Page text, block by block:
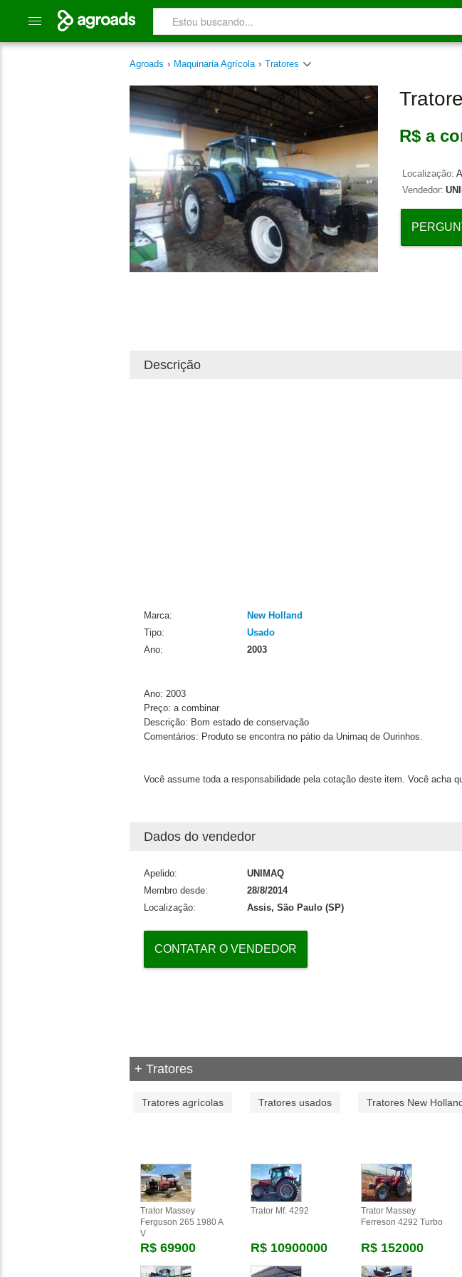
Agroads › Maquinaria Agrícola › Tratores
R$ a
Localização:
Vendedor:
Descrição
Marca:
New Holland
Tipo:
Usado
Ano:
2003
Ano: 2003
Preço: a combinar
Descrição: Bom estado de conservação
Comentários: Produto se encontra no pátio da Unimaq de Ourinhos.
Você assume toda a responsabilidade pela cotação deste item. Você acha
Dados do vendedor
Apelido:
UNIMAQ
Membro desde:
28/8/2014
Localização:
Assis, São Paulo (SP)
CONTATAR O VENDEDOR
+ Tratores
Tratores agrícolas Tratores usados Tratores New
Trator Massey
Ferguson 265 1980 A
V
R$ 69900
Trator Mf. 4292
R$ 10900000
Trator Massey
Ferreson 4292 Turbo
R$ 152000